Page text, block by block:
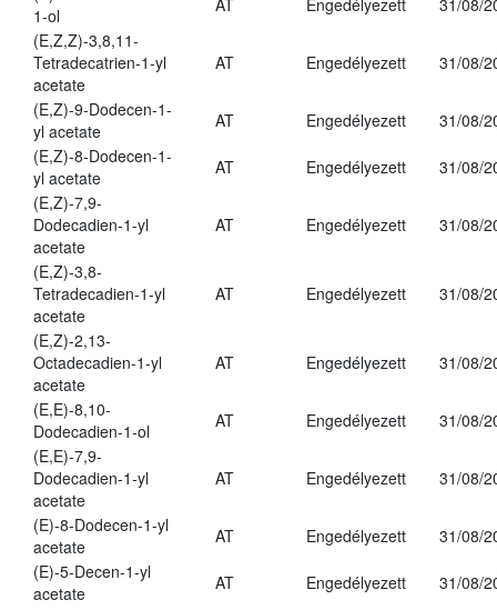
1-ol
AT Engedélyezett
31/08/
(E,Z,Z)-3,8,11-
Tetradecatrien-1-yl
acetate
AT Engedélyezett 31/08/
(E,Z)-9-Dodecen-1-
yl acetate
AT Engedélyezett
31/08/
(E,Z)-8-Dodecen-1-
yl acetate
AT Engedélyezett
31/08/
(E,Z)-7,9-
Dodecadien-1-yl
acetate
AT Engedélyezett 31/08/
(E,Z)-3,8-
Tetradecadien-1-yl
acetate
AT Engedélyezett 31/08/
(E,Z)-2,13-
Octadecadien-1-yl
acetate
AT Engedélyezett 31/08/
(E,E)-8,10-
Dodecadien-1-ol
AT Engedélyezett
31/08/
(E,E)-7,9-
Dodecadien-1-yl
acetate
AT Engedélyezett 31/08/
(E)-8-Dodecen-1-yl
acetate
AT Engedélyezett
31/08/
(E)-5-Decen-1-yl
acetate
AT Engedélyezett
31/08/